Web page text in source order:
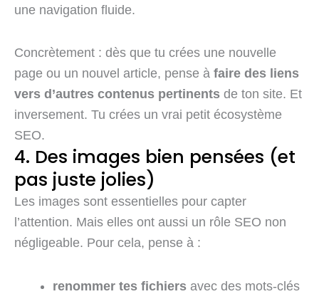
une navigation fluide.
Concrètement : dès que tu crées une nouvelle
page ou un nouvel article, pense à faire des liens
vers d’autres contenus pertinents de ton site. Et
inversement. Tu crées un vrai petit écosystème
SEO.
4. Des images bien pensées (et
pas juste jolies)
Les images sont essentielles pour capter
l’attention. Mais elles ont aussi un rôle SEO non
négligeable. Pour cela, pense à :
renommer tes fichiers avec des mots-clés